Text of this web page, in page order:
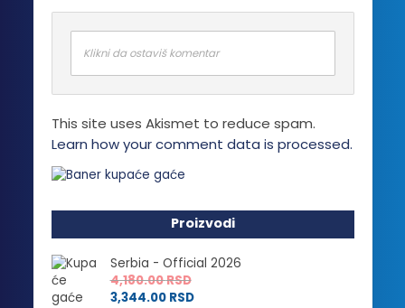
Opcije
mogu
biti
izabrane
na
stranici
Klikni da ostaviš komentar
This site uses Akismet to reduce spam.
Learn how your comment data is processed.
Proizvodi
Serbia - Official 2026
4,180.00RSD
3,344.00 RSD